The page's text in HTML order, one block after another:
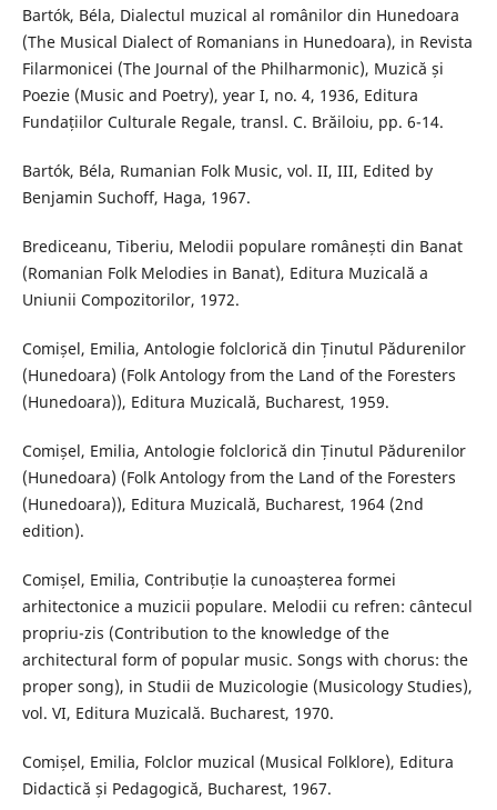
Bartók, Béla, Dialectul muzical al românilor din Hunedoara
(The Musical Dialect of Romanians in Hunedoara), in Revista
Filarmonicei (The Journal of the Philharmonic), Muzică și
Poezie (Music and Poetry), year I, no. 4, 1936, Editura
Fundațiilor Culturale Regale, transl. C. Brăiloiu, pp. 6-14.
Bartók, Béla, Rumanian Folk Music, vol. II, III, Edited by
Benjamin Suchoff, Haga, 1967.
Brediceanu, Tiberiu, Melodii populare românești din Banat
(Romanian Folk Melodies in Banat), Editura Muzicală a
Uniunii Compozitorilor, 1972.
Comișel, Emilia, Antologie folclorică din Ținutul Pădurenilor
(Hunedoara) (Folk Antology from the Land of the Foresters
(Hunedoara)), Editura Muzicală, Bucharest, 1959.
Comișel, Emilia, Antologie folclorică din Ținutul Pădurenilor
(Hunedoara) (Folk Antology from the Land of the Foresters
(Hunedoara)), Editura Muzicală, Bucharest, 1964 (2nd
edition).
Comișel, Emilia, Contribuție la cunoașterea formei
arhitectonice a muzicii populare. Melodii cu refren: cântecul
propriu-zis (Contribution to the knowledge of the
architectural form of popular music. Songs with chorus: the
proper song), in Studii de Muzicologie (Musicology Studies),
vol. VI, Editura Muzicală. Bucharest, 1970.
Comișel, Emilia, Folclor muzical (Musical Folklore), Editura
Didactică și Pedagogică, Bucharest, 1967.